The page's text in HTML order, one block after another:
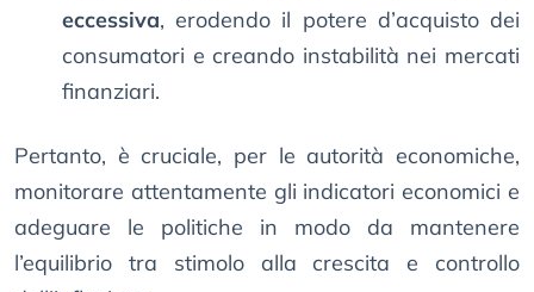
eccessiva, erodendo il potere d’acquisto dei
consumatori e creando instabilità nei mercati
finanziari.
Pertanto, è cruciale, per le autorità economiche,
monitorare attentamente gli indicatori economici e
adeguare le politiche in modo da mantenere
l’equilibrio tra stimolo alla crescita e controllo